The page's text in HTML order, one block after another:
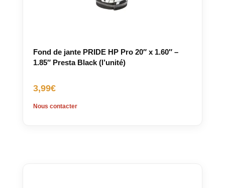
Fond de jante PRIDE HP Pro 20″ x 1.60″ –
1.85″ Presta Black (l’unité)
3,99€
Nous contacter